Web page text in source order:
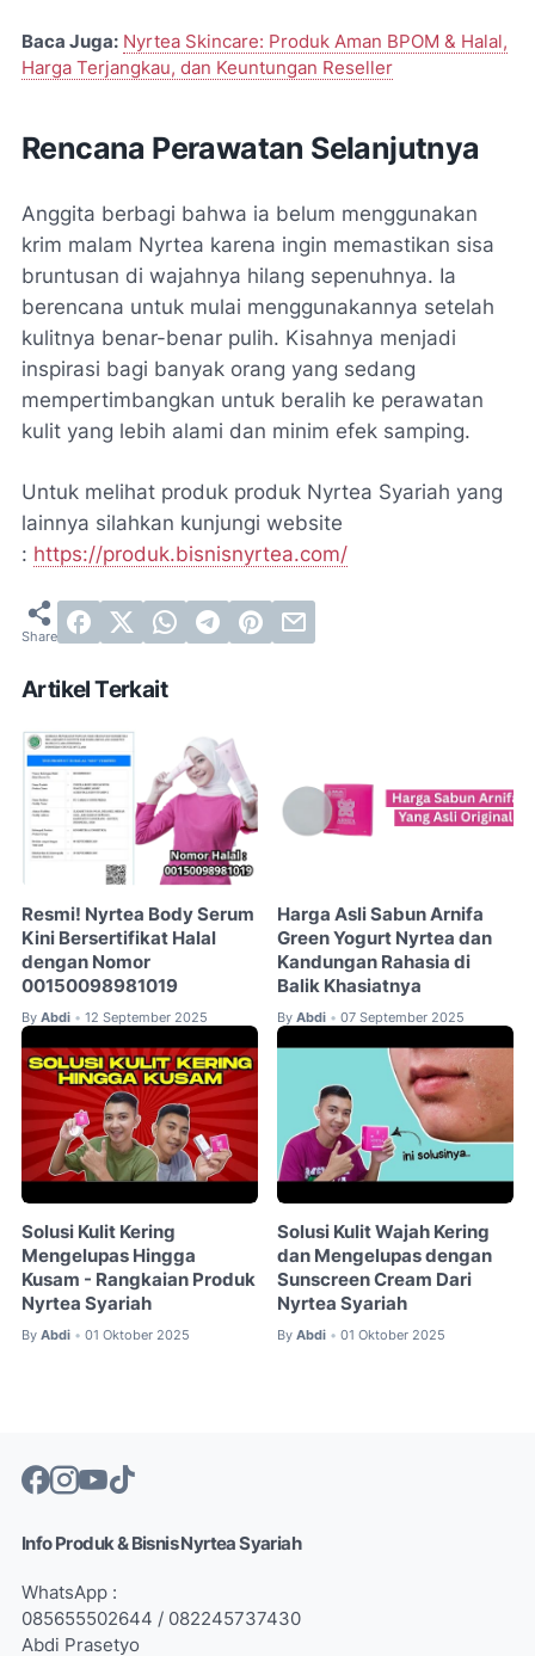
Baca Juga: Nyrtea Skincare: Produk Aman BPOM & Halal,
Harga Terjangkau, dan Keuntungan Reseller
Rencana Perawatan Selanjutnya
Anggita berbagi bahwa ia belum menggunakan
krim malam Nyrtea karena ingin memastikan sisa
bruntusan di wajahnya hilang sepenuhnya. Ia
berencana untuk mulai menggunakannya setelah
kulitnya benar-benar pulih. Kisahnya menjadi
inspirasi bagi banyak orang yang sedang
mempertimbangkan untuk beralih ke perawatan
kulit yang lebih alami dan minim efek samping.
Untuk melihat produk produk Nyrtea Syariah yang
lainnya silahkan kunjungi website
: https://produk.bisnisnyrtea.com/
Artikel Terkait
Resmi! Nyrtea Body Serum
Kini Bersertifikat Halal
dengan Nomor
00150098981019
By Abdi • 12 September 2025
Harga Asli Sabun Arnifa
Green Yogurt Nyrtea dan
Kandungan Rahasia di
Balik Khasiatnya
By Abdi • 07 September 2025
Solusi Kulit Kering
Mengelupas Hingga
Kusam - Rangkaian Produk
Nyrtea Syariah
By Abdi • 01 Oktober 2025
Solusi Kulit Wajah Kering
dan Mengelupas dengan
Sunscreen Cream Dari
Nyrtea Syariah
By Abdi • 01 Oktober 2025
Info Produk & Bisnis Nyrtea Syariah
WhatsApp :
085655502644 / 082245737430
Abdi Prasetyo